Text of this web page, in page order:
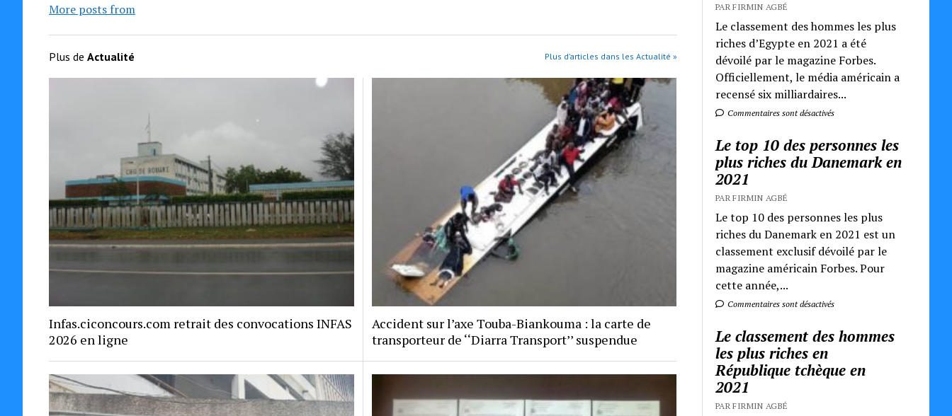
More posts from
Plus de Actualité Plus d’articles dans les Actualité »
Infas.ciconcours.com retrait des convocations INFAS
2026 en ligne
Accident sur l’axe Touba-Biankouma : la carte de
transporteur de ‘‘Diarra Transport’’ suspendue
PAR FIRMIN AGBÉ
Le classement des hommes les plus
riches d’Egypte en 2021 a été
dévoilé par le magazine Forbes.
Officiellement, le média américain a
recensé six milliardaires...
Commentaires sont désactivés
Le top 10 des personnes les
plus riches du Danemark en
2021
PAR FIRMIN AGBÉ
Le top 10 des personnes les plus
riches du Danemark en 2021 est un
classement exclusif dévoilé par le
magazine américain Forbes. Pour
cette année,...
Commentaires sont désactivés
Le classement des hommes
les plus riches en
République tchèque en
2021
PAR FIRMIN AGBÉ